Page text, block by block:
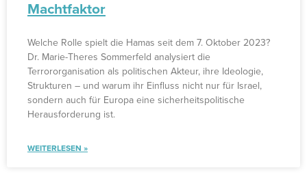
Machtfaktor
Welche Rolle spielt die Hamas seit dem 7. Oktober 2023?
Dr. Marie-Theres Sommerfeld analysiert die
Terrororganisation als politischen Akteur, ihre Ideologie,
Strukturen – und warum ihr Einfluss nicht nur für Israel,
sondern auch für Europa eine sicherheitspolitische
Herausforderung ist.
WEITERLESEN »